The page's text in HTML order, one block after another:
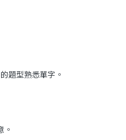
題型熟悉單字。